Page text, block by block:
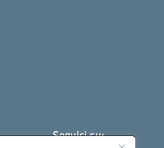
Seguici su: